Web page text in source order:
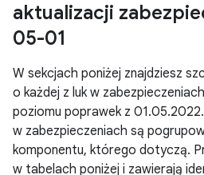
aktualizacji
05-01
W sekcjach poniżej znajdziesz
o każdej z luk w
poziomu poprawek z 01.05.2022.
w zabezpieczeniach są
komponentu, którego dotyczą.
w tabelach poniżej i zawierają